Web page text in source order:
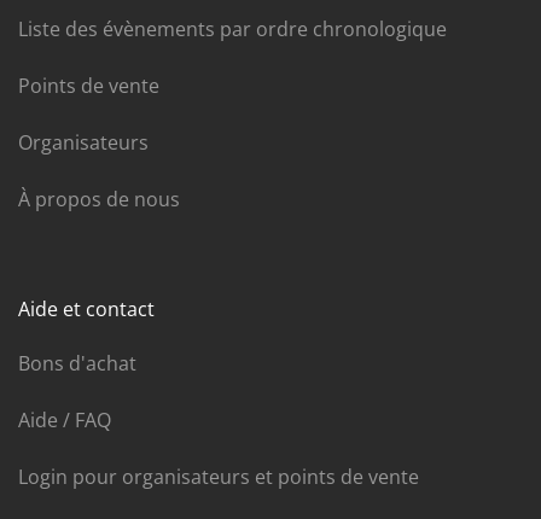
Liste des évènements par ordre chronologique
Points de vente
Organisateurs
À propos de nous
Aide et contact
Bons d'achat
Aide / FAQ
Login pour organisateurs et points de vente